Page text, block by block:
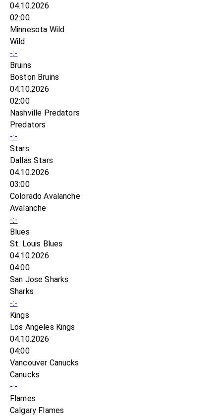
04.10.2026
02:00
Minnesota Wild
Wild
-:-
Bruins
Boston Bruins
04.10.2026
02:00
Nashville Predators
Predators
-:-
Stars
Dallas Stars
04.10.2026
03:00
Colorado Avalanche
Avalanche
-:-
Blues
St. Louis Blues
04.10.2026
04:00
San Jose Sharks
Sharks
-:-
Kings
Los Angeles Kings
04.10.2026
04:00
Vancouver Canucks
Canucks
-:-
Flames
Calgary Flames